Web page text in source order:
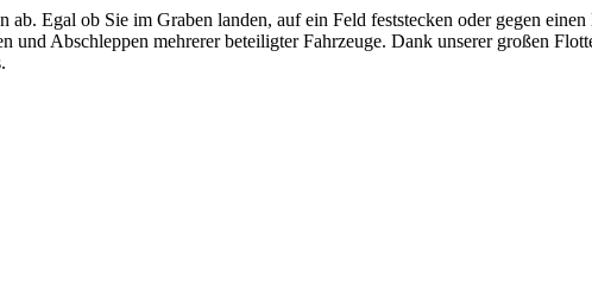
Egal ob Sie im Graben landen, auf ein Feld feststecken oder gegen
Abschleppen mehrerer beteiligter Fahrzeuge. Dank unserer großen